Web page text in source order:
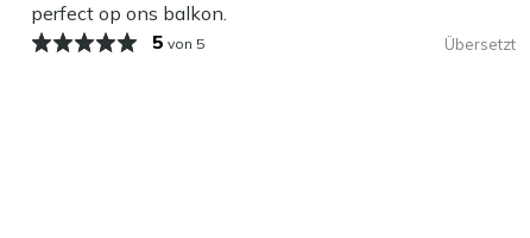
perfect op ons balkon.
5 von 5 Übersetzt